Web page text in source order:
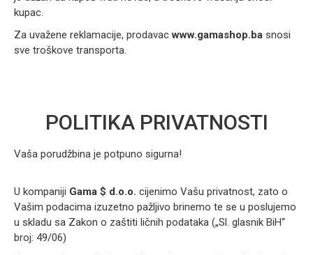
kupac.
Za uvažene reklamacije, prodavacwww.gamashop.ba snosi
sve troškove transporta.
POLITIKA PRIVATNOSTI
Vaša porudžbina je potpuno sigurna!
U kompaniji Gama $ d.o.o. cijenimo Vašu privatnost, zato o
Vašim podacima izuzetno pažljivo brinemo te se u poslujemo
u skladu sa Zakon o zaštiti ličnih podataka („Sl. glasnik BiH“
broj: 49/06)